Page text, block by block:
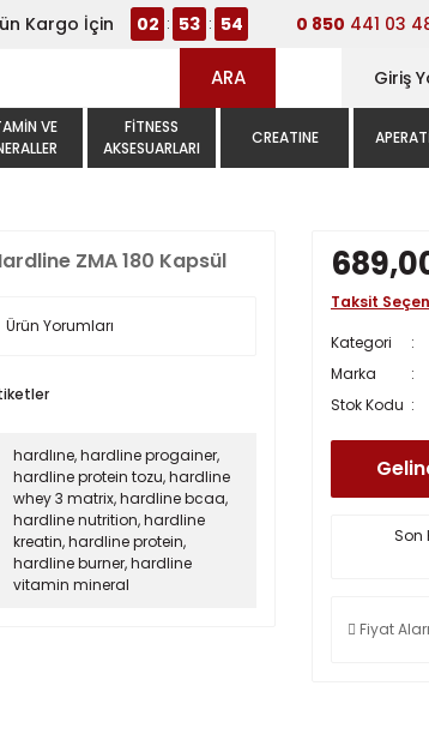
Kargo İçin 02 : 53 : 54 0 850 441 03
ARA Giriş
VE
FITNESS
AKSESUARLARI
CREATINE
ZMA 180 Kapsül
Ürün Yorumları
hardlıne,hardline progainer,
hardline protein tozu,hardline
whey 3 matrix,hardline bcaa,
hardline nutrition,hardline
kreatin,hardline protein,
hardline burner,hardline
vitamin mineral
Taksit
Kategori
Marka
Stok Kodu
Son
Fiyat